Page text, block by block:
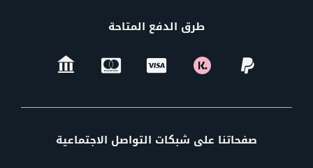
طرق الدفع المتاحة
صفحاتنا على شبكات التواصل الاجتماعية